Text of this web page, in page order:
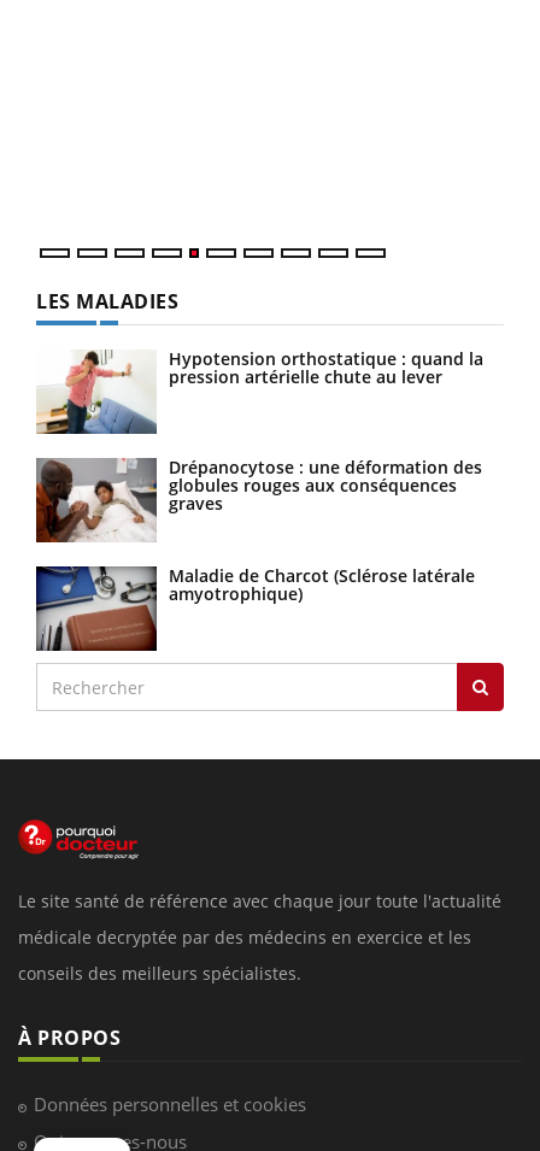
LES MALADIES
Hypotension orthostatique : quand la
pression artérielle chute au lever
Drépanocytose : une déformation des
globules rouges aux conséquences
graves
Maladie de Charcot (Sclérose latérale
amyotrophique)
Le site santé de référence avec chaque jour toute l'actualité
médicale decryptée par des médecins en exercice et les
conseils des meilleurs spécialistes.
À PROPOS
Données personnelles et cookies
Qui sommes-nous